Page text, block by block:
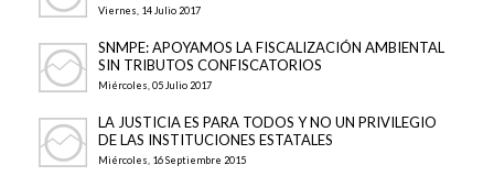
Viernes, 14 Julio 2017
SNMPE: APOYAMOS LA FISCALIZACIÓN AMBIENTAL
SIN TRIBUTOS CONFISCATORIOS
Miércoles, 05 Julio 2017
LA JUSTICIA ES PARA TODOS Y NO UN PRIVILEGIO
DE LAS INSTITUCIONES ESTATALES
Miércoles, 16 Septiembre 2015